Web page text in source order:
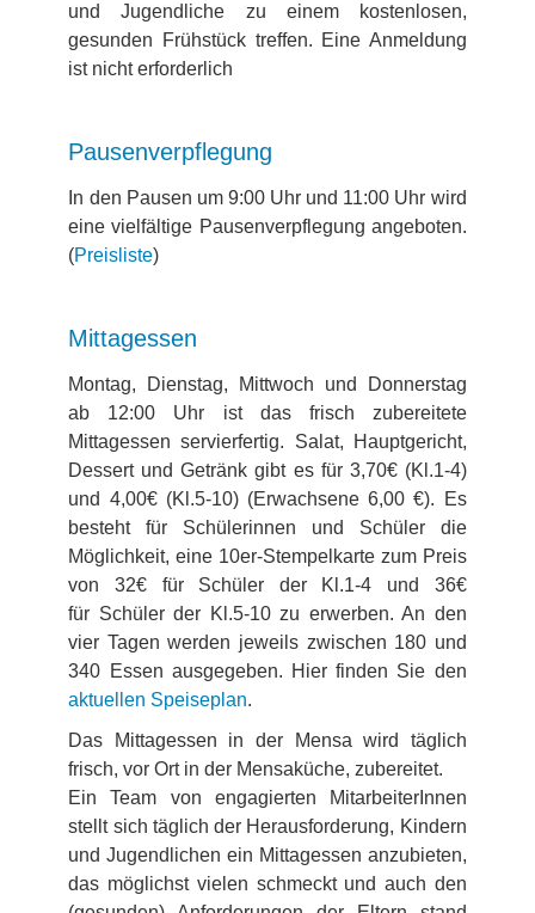
und Jugendliche zu einem kostenlosen,
gesunden Frühstück treffen. Eine Anmeldung
ist nicht erforderlich
Pausenverpflegung
In den Pausen um 9:00 Uhr und 11:00 Uhr wird
eine vielfältige Pausenverpflegung angeboten.
(Preisliste)
Mittagessen
Montag, Dienstag, Mittwoch und Donnerstag
ab 12:00 Uhr ist das frisch zubereitete
Mittagessen servierfertig. Salat, Hauptgericht,
Dessert und Getränk gibt es für 3,70€ (Kl.1-4)
und 4,00€ (Kl.5-10) (Erwachsene 6,00 €). Es
besteht für Schülerinnen und Schüler die
Möglichkeit, eine 10er-Stempelkarte zum Preis
von 32€ für Schüler der Kl.1-4 und 36€
für Schüler der Kl.5-10 zu erwerben. An den
vier Tagen werden jeweils zwischen 180 und
340 Essen ausgegeben. Hier finden Sie den
aktuellen Speiseplan.
Das Mittagessen in der Mensa wird täglich
frisch, vor Ort in der Mensaküche, zubereitet.
Ein Team von engagierten MitarbeiterInnen
stellt sich täglich der Herausforderung, Kindern
und Jugendlichen ein Mittagessen anzubieten,
das möglichst vielen schmeckt und auch den